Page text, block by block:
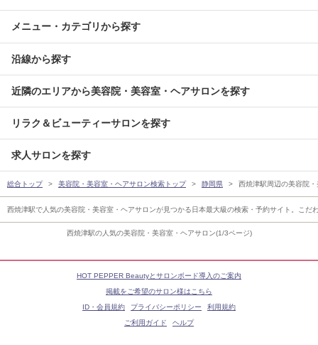
西焼津駅の人気の美容院・美容室・ヘアサロン(1/3ページ)
メニュー・カテゴリから探す
沿線から探す
近隣のエリアから美容院・美容室・ヘアサロンを探す
リラク＆ビューティーサロンを探す
求人サロンを探す
総合トップ 美容院・美容室・ヘアサロン検索トップ 静岡県 西焼津駅周辺の美容院
西焼津駅で人気の美容院・美容室・ヘアサロンが見つかる日本最大級の検索・予約サイト。こ
HOT PEPPER Beautyとサロンボード導入のご案内
掲載をご希望のサロン様はこちら
ID・会員規約
プライバシーポリシー
利用規約
ご利用ガイド
ヘルプ